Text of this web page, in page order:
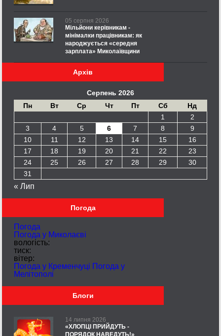
05 серпня 2026
Мільйони керівникам -
мінімалки працівникам: як
народжується «середня
зарплата» Миколаївщини
Архів
Серпень 2026
Пн
Вт Ср Чт Пт Сб
Нд
1
2
3
4 5 6 7 8
9
10
11 12 13 14 15
16
17
18 19 20 21 22
23
24
25 26 27 28 29
30
31
« Лип
Погода
Погода
Погода у Миколаєві
вологість:
тиск:
вітер:
Погода у Кременчуці Погода у
Мелітополі
Блоги
14 липня 2026
«ХЛОПЦІ ПРИЙДУТЬ -
ПОРЯДОК НАВЕДУТЬ!»